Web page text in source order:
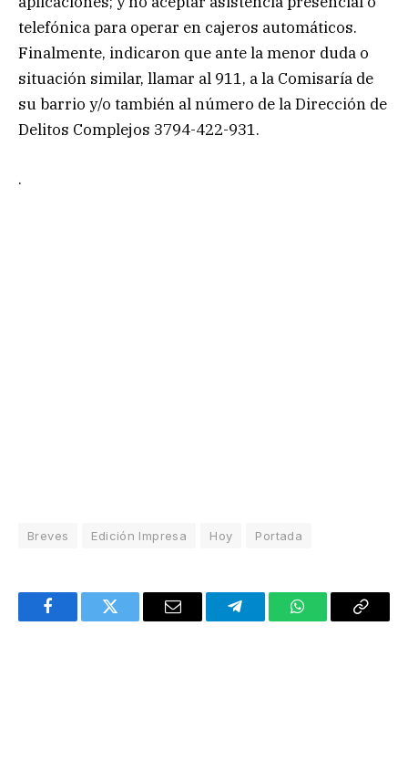
telefónica para operar en cajeros automáticos.
Finalmente, indicaron que ante la menor duda o
situación similar, llamar al 911, a la Comisaría de
su barrio y/o también al número de la Dirección de
Delitos Complejos 3794-422-931.
.
Breves Edición Impresa Hoy Portada
FacebookTwitter Email TelegramWhatsAppCopy